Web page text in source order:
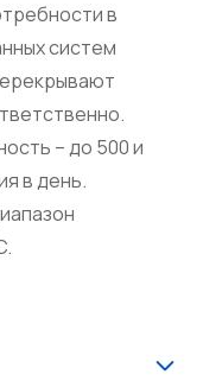
в
систем
– до 500 и
в день.